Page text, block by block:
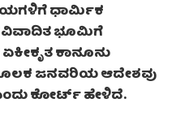
ಧಾರ್ಮಿಕ
ವಿವಾದಿತ ಭೂಮಿಗೆ
ಕಾನೂನು
ಜನವರಿಯ ಆದೇಶವು
ಕೋರ್ಟ್ ಹೇಳಿದೆ.